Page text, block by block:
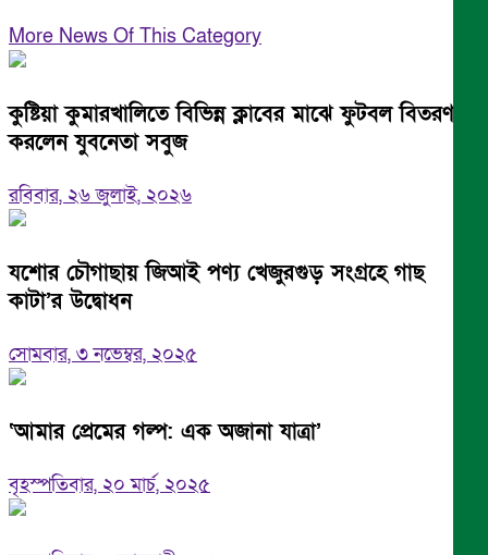
More News Of This Category
কুষ্টিয়া কুমারখালিতে বিভিন্ন ক্লাবের মাঝে ফুটবল বিতরণ
করলেন যুবনেতা সবুজ
রবিবার, ২৬ জুলাই, ২০২৬
যশোর চৌগাছায় জিআই পণ্য খেজুরগুড় সংগ্রহে গাছ
কাটা’র উদ্বোধন
সোমবার, ৩ নভেম্বর, ২০২৫
‘আমার প্রেমের গল্প: এক অজানা যাত্রা’
বৃহস্পতিবার, ২০ মার্চ, ২০২৫